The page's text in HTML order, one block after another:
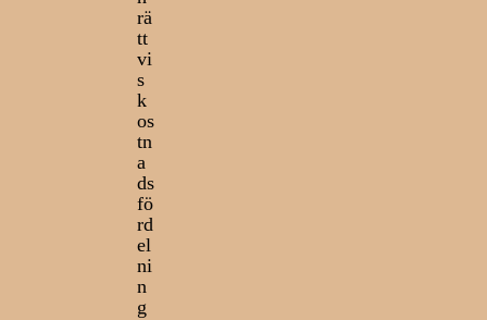
rä
tt
vi
s
k
os
tn
a
ds
fö
rd
el
ni
n
g